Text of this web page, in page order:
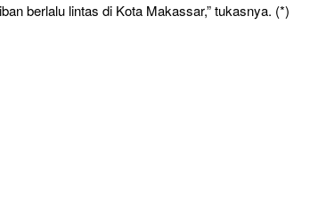
berlalu lintas di Kota Makassar,” tukasnya. (*)